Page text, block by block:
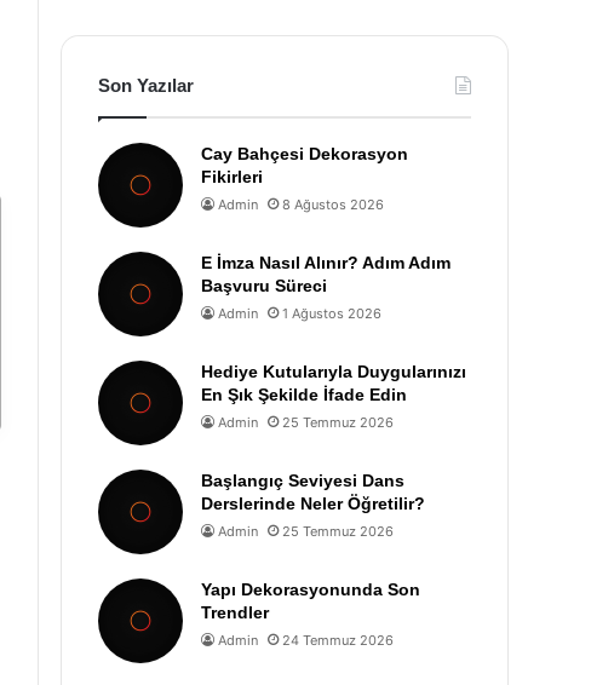
Son Yazılar
Cay Bahçesi Dekorasyon
Fikirleri
Admin 8 Ağustos 2026
E İmza Nasıl Alınır? Adım Adım
Başvuru Süreci
Admin 1 Ağustos 2026
Hediye Kutularıyla Duygularınızı
En Şık Şekilde İfade Edin
Admin 25 Temmuz 2026
Başlangıç Seviyesi Dans
Derslerinde Neler Öğretilir?
Admin 25 Temmuz 2026
Yapı Dekorasyonunda Son
Trendler
Admin 24 Temmuz 2026